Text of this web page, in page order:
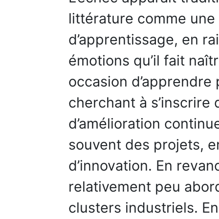
littérature comme une
d’apprentissage, en
émotions qu’il fait
occasion
cherchant à s’inscrire
d’amélioration
souvent des projets,
d’innovation. En
relativement peu
clusters industriels.